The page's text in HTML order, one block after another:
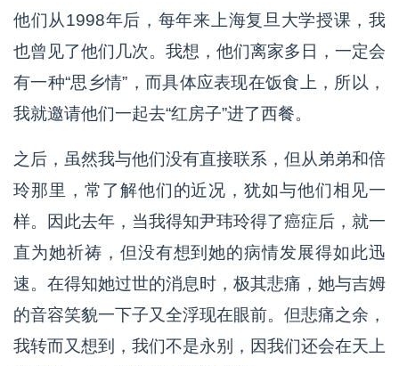
他们从1998年后，每年来上海复旦大学授课，我
也曾见了他们几次。我想，他们离家多日，一定会
有一种“思乡情”，而具体应表现在饭食上，所以，
我就邀请他们一起去“红房子”进了西餐。
之后，虽然我与他们没有直接联系，但从弟弟和倍
玲那里，常了解他们的近况，犹如与他们相见一
样。因此去年，当我得知尹玮玲得了癌症后，就一
直为她祈祷，但没有想到她的病情发展得如此迅
速。在得知她过世的消息时，极其悲痛，她与吉姆
的音容笑貌一下子又全浮现在眼前。但悲痛之余，
我转而又想到，我们不是永别，因我们还会在天上